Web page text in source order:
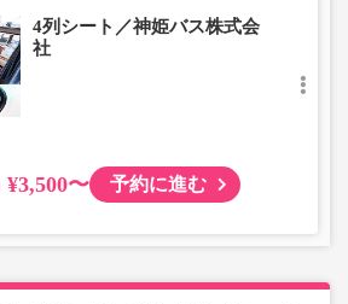
4列シート／神姫バス株式会
社
¥3,500〜 予約に進む